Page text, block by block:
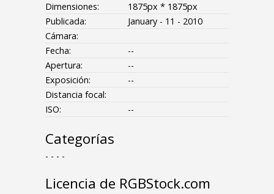
Dimensiones:
1875px * 1875px
Publicada:
January - 11 - 2010
Cámara:
Fecha:
--
Apertura:
--
Exposición:
--
Distancia focal:
ISO:
--
Categorías
- - - -
Licencia de RGBStock.com